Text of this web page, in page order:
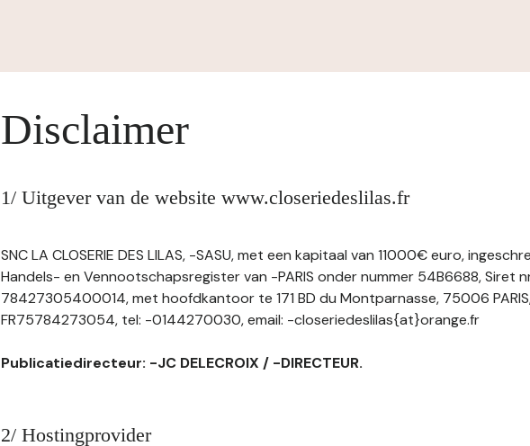
Disclaimer
1/ Uitgever van de website www.closeriedeslilas.fr
SNC LA CLOSERIE DES LILAS, -SASU, met een kapitaal van 11000€ euro,
Handels- en Vennootschapsregister van -PARIS onder nummer 54B6688, Siret
78427305400014, met hoofdkantoor te 171 BD du Montparnasse, 75006
FR75784273054, tel: -0144270030, email: -closeriedeslilas{at}orange.fr
Publicatiedirecteur: -JC DELECROIX / -DIRECTEUR.
2/ Hostingprovider